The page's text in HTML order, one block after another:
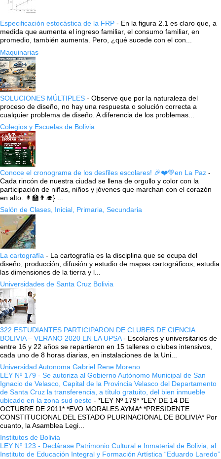
Especificación estocástica de la FRP - En la figura 2.1 es claro que, a
medida que aumenta el ingreso familiar, el consumo familiar, en
promedio, también aumenta. Pero, ¿qué sucede con el con...
Maquinarias
SOLUCIONES MÚLTIPLES - Observe que por la naturaleza del
proceso de diseño, no hay una respuesta o solución correcta a
cualquier problema de diseño. A diferencia de los problemas...
Colegios y Escuelas de Bolivia
Conoce el cronograma de los desfiles escolares! 🎉❤️💚en La Paz -
Cada rincón de nuestra ciudad se llena de orgullo y color con la
participación de niñas, niños y jóvenes que marchan con el corazón
en alto. 👩‍🏫👨‍🎓} ...
Salón de Clases, Inicial, Primaria, Secundaria
La cartografía - La cartografía es la disciplina que se ocupa del
diseño, producción, difusión y estudio de mapas cartográficos, estudia
las dimensiones de la tierra y l...
Universidades de Santa Cruz Bolivia
322 ESTUDIANTES PARTICIPARON DE CLUBES DE CIENCIA
BOLIVIA – VERANO 2020 EN LA UPSA- Escolares y universitarios de
entre 16 y 22 años se repartieron en 15 talleres o clubes intensivos,
cada uno de 8 horas diarias, en instalaciones de la Uni...
Universidad Autonoma Gabriel Rene Moreno
LEY Nº 179 - Se autoriza al Gobierno Autónomo Municipal de San
Ignacio de Velasco, Capital de la Provincia Velasco del Departamento
de Santa Cruz la transferencia, a título gratuito, del bien inmueble
ubicado en la zona sud oeste - *LEY Nº 179* *LEY DE 14 DE
OCTUBRE DE 2011* *EVO MORALES AYMA* *PRESIDENTE
CONSTITUCIONAL DEL ESTADO PLURINACIONAL DE BOLIVIA* Por
cuanto, la Asamblea Legi...
Institutos de Bolivia
LEY Nº 123 - Declárase Patrimonio Cultural e Inmaterial de Bolivia, al
Instituto de Educación Integral y Formación Artística “Eduardo Laredo”